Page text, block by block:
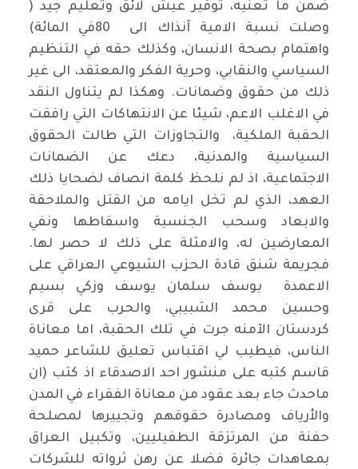
ضمن ما تعنيه، توفير عيش لائق وتعليم جيد (
وصلت نسبة الامية آنذاك الى 80في المائة)
واهتمام بصحة الانسان، وكذلك حقه في التنظيم
السياسي والنقابي، وحرية الفكر والمعتقد، الى غير
ذلك من حقوق وضمانات. وهكذا لم يتناول النقد
في الاغلب الاعم، شيئا عن الانتهاكات التي رافقت
الحقبة الملكية، والتجاوزات التي طالت الحقوق
السياسية والمدنية، دعك عن الضمانات
الاجتماعية، اذ لم نلحظ كلمة انصاف لضحايا ذلك
العهد، الذي لم تخل ايامه من القتل والملاحقة
والابعاد وسحب الجنسية واسقاطها ونفي
المعارضين له، والامثلة على ذلك لا حصر لها.
فجريمة شنق قادة الحزب الشيوعي العراقي على
الاعمدة يوسف سلمان يوسف وزكي بسيم
وحسين محمد الشبيبي، والحرب على قرى
كردستان الآمنه جرت في تلك الحقبة، اما معاناة
الناس، فيطيب لي اقتباس تعليق للشاعر حميد
قاسم كتبه على منشور احد الاصدقاء اذ كتب (ان
ماحدث جاء بعد عقود من معاناة الفقراء في المدن
والأرياف ومصادرة حقوقهم وتجييرها لمصلحة
حفنة من المرتزقة الطفيليين، وتكبيل العراق
بمعاهدات جائرة فضلا عن رهن ثرواته للشركات